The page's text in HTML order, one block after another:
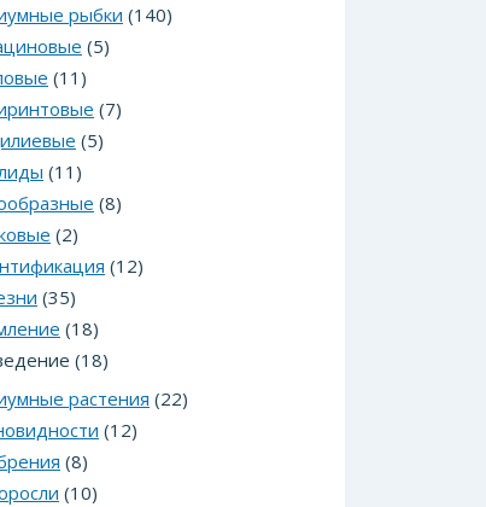
рыбки (140)
(5)
(11)
(7)
(5)
(11)
(8)
(2)
(12)
(35)
(18)
(18)
растения (22)
(12)
(8)
(10)